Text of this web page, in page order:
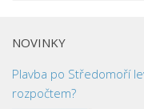
NOVINKY
Plavba po Středomoří
rozpočtem?